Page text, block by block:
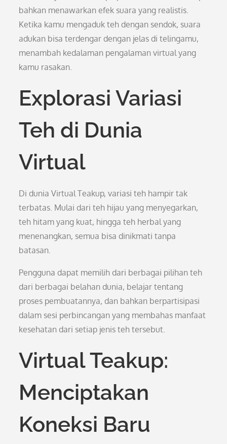
bahkan menawarkan efek suara yang realistis.
Ketika kamu mengaduk teh dengan sendok, suara
adukan bisa terdengar dengan jelas di telingamu,
menambah kedalaman pengalaman virtual yang
kamu rasakan.
Explorasi Variasi
Teh di Dunia
Virtual
Di dunia Virtual Teakup, variasi teh hampir tak
terbatas. Mulai dari teh hijau yang menyegarkan,
teh hitam yang kuat, hingga teh herbal yang
menenangkan, semua bisa dinikmati tanpa
batasan.
Pengguna dapat memilih dari berbagai pilihan teh
dari berbagai belahan dunia, belajar tentang
proses pembuatannya, dan bahkan berpartisipasi
dalam sesi perbincangan yang membahas manfaat
kesehatan dari setiap jenis teh tersebut.
Virtual Teakup:
Menciptakan
Koneksi Baru